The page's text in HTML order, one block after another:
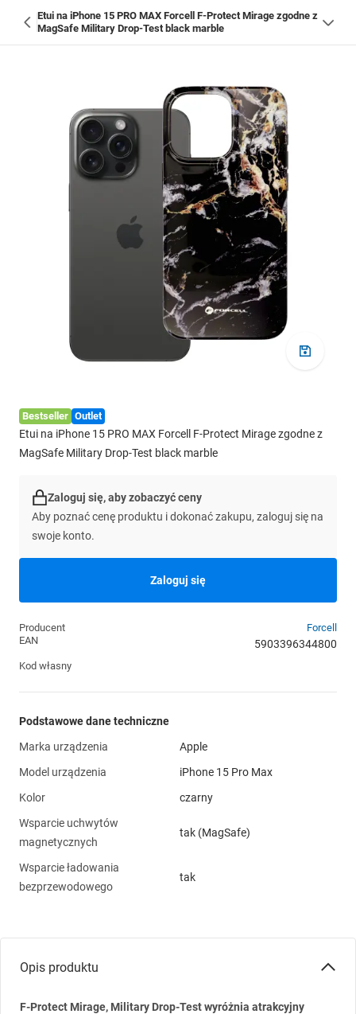
Etui na iPhone 15 PRO MAX Forcell F-Protect Mirage zgodne z
MagSafe Military Drop-Test black marble
Bestseller Outlet
Etui na iPhone 15 PRO MAX Forcell F-Protect Mirage zgodne z
MagSafe Military Drop-Test black marble
Zaloguj się, aby zobaczyć ceny
Aby poznać cenę produktu i dokonać zakupu, zaloguj się na
swoje konto.
Zaloguj się
Producent
Forcell
EAN
5903396344800
Kod własny
Podstawowe dane techniczne
Marka urządzenia
Apple
Model urządzenia
iPhone 15 Pro Max
Kolor
czarny
Wsparcie uchwytów
magnetycznych
tak (MagSafe)
Wsparcie ładowania
bezprzewodowego
tak
Opis produktu
F-Protect Mirage, Military Drop-Test wyróżnia atrakcyjny